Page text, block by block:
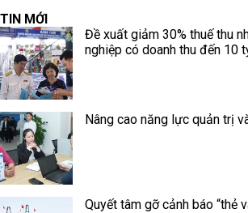
TIN MỚI
Đề xuất giảm 30% thuế thu
nghiệp có doanh thu đến 10
Nâng cao năng lực quản trị
Quyết tâm gỡ cảnh báo “thẻ